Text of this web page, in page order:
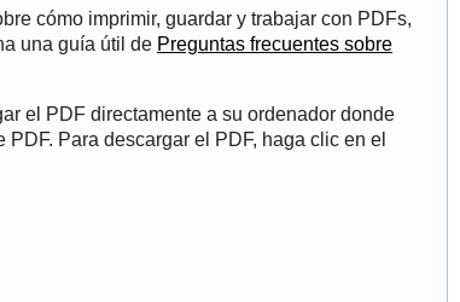
cómo imprimir, guardar y trabajar con PDFs,
una guía útil de Preguntas frecuentes sobre
el PDF directamente a su ordenador donde
Para descargar el PDF, haga clic en el